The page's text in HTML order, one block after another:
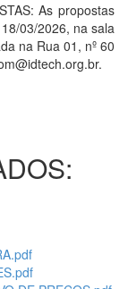
As propostas
03/2026, na sala
na Rua 01, nº 60